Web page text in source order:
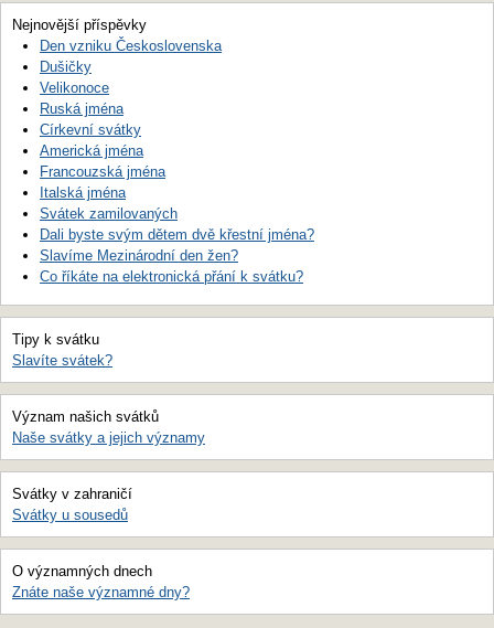
Nejnovější příspěvky
Den vzniku Československa
Dušičky
Velikonoce
Ruská jména
Církevní svátky
Americká jména
Francouzská jména
Italská jména
Svátek zamilovaných
Dali byste svým dětem dvě křestní jména?
Slavíme Mezinárodní den žen?
Co říkáte na elektronická přání k svátku?
Tipy k svátku
Slavíte svátek?
Význam našich svátků
Naše svátky a jejich významy
Svátky v zahraničí
Svátky u sousedů
O významných dnech
Znáte naše významné dny?